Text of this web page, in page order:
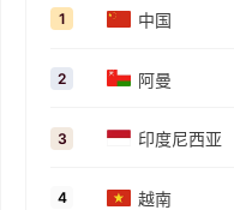
1 中国
2 阿曼
3 印度尼西亚
4 越南